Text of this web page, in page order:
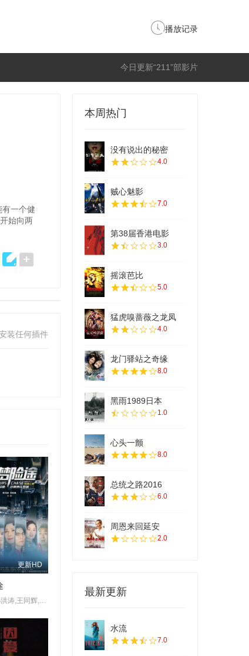
播放记录
今日更新“211”部影片
一个健
始向两
装任何插件
更新HD
陈奕好,孙洪涛,王同辉,王静,罗旖凡,谢昀杉,张云馨
本周热门
没有说出的秘密
4.0
贼心魅影
7.0
第38届香港电影
3.0
摇滚芭比
5.0
猛虎嗅蔷薇之龙凤
4.0
龙门驿站之奇缘
8.0
黑雨1989日本
1.0
心头一颤
8.0
总统之路2016
6.0
周恩来回延安
2.0
最新更新
水流
7.0